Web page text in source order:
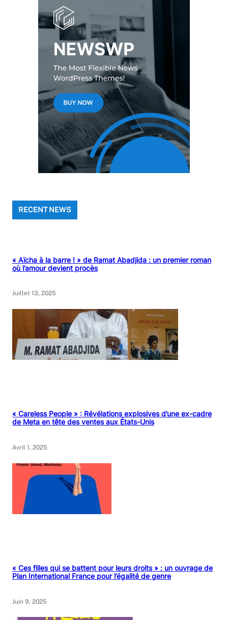
RECENT NEWS
« Aïcha à la barre ! » de Ramat Abadjida : un premier roman
où l’amour devient procès
Juillet 13, 2025
« Careless People » : Révélations explosives d’une ex-cadre
de Meta en tête des ventes aux États-Unis
Avril 1, 2025
« Ces filles qui se battent pour leurs droits » : un ouvrage de
Plan International France pour l’égalité de genre
Juin 9, 2025